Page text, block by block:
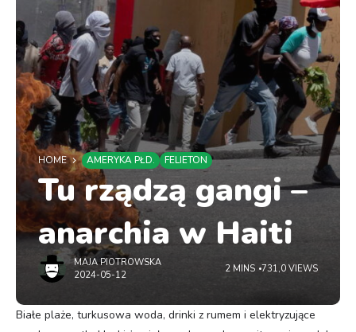
HOME AMERYKA PŁD. FELIETON
Tu rządzą gangi –
anarchia w Haiti
MAJA PIOTROWSKA
2024-05-12
2 MINS 731,0 VIEWS
Białe plaże, turkusowa woda, drinki z rumem i elektryzujące